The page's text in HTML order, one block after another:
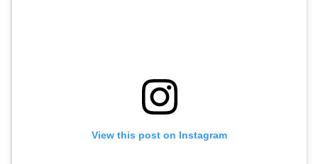
View this post on Instagram